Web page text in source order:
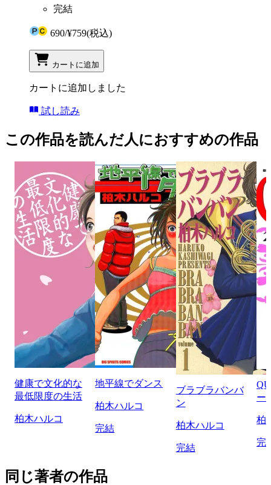
完結
690/¥759(税込)
カートに追加
カートに追加しました
試し読み
この作品を読んだ人におすすめの作品
健康で文化的な
最低限度の生活
柏木ハルコ
地平線でダンス
柏木ハルコ
完結
ブラブラバンバ
ン
柏木ハルコ
完結
ー
柏
完
同じ著者の作品